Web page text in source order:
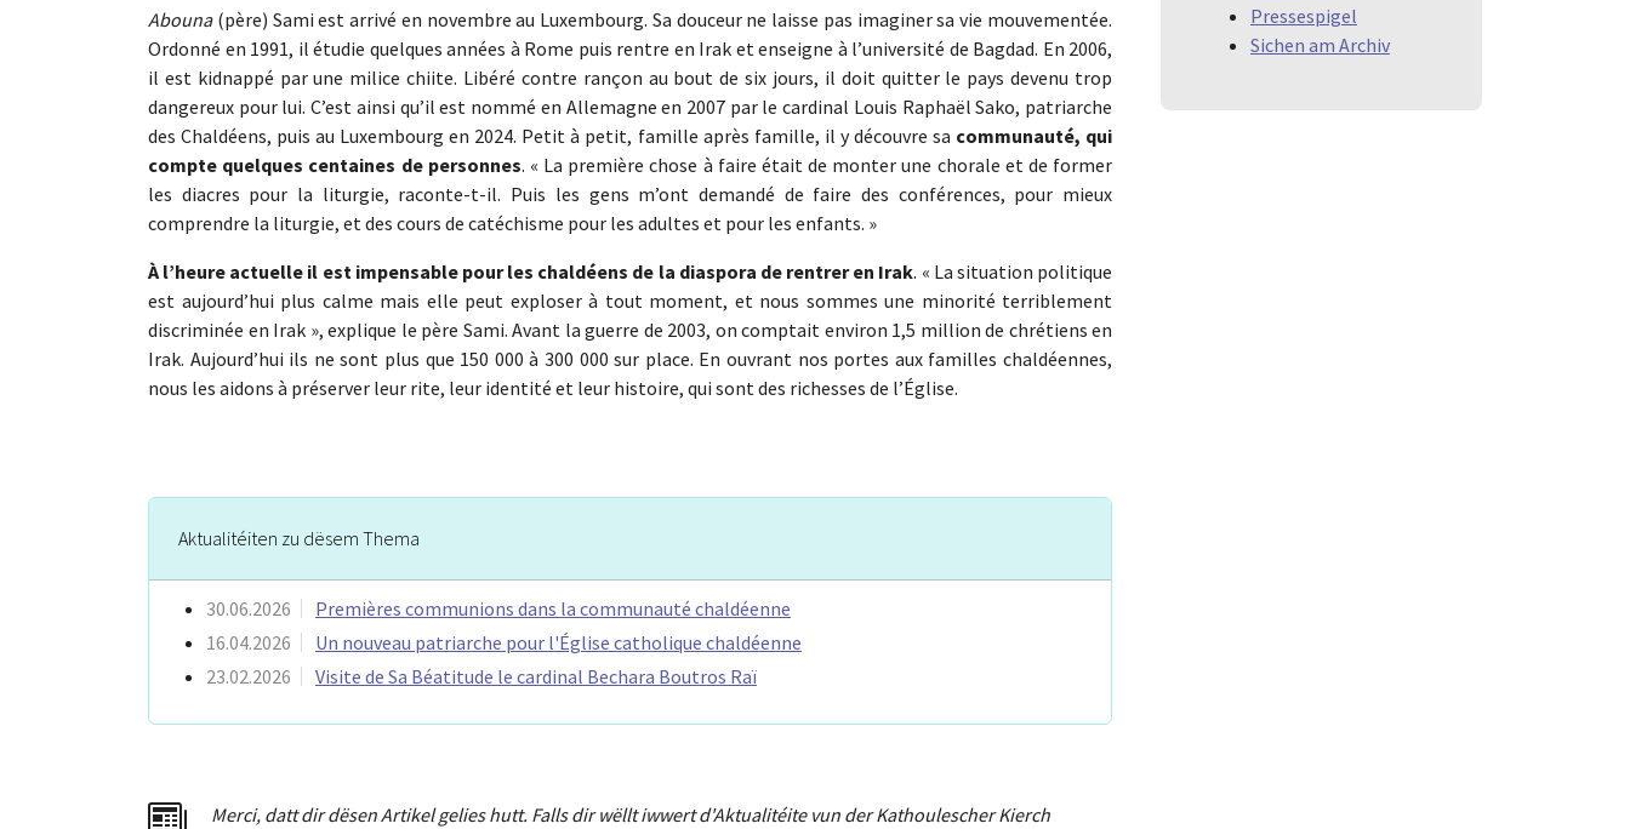
Abouna(père) Sami est arrivé en novembre au Luxembourg. Sa douceur ne laisse pas imaginer sa vie mouvementée.
Ordonné en 1991, il étudie quelques années à Rome puis rentre en Irak et enseigne à l’université de Bagdad. En 2006,
il est kidnappé par une milice chiite. Libéré contre rançon au bout de six jours, il doit quitter le pays devenu trop
dangereux pour lui. C’est ainsi qu’il est nommé en Allemagne en 2007 par le cardinal Louis Raphaël Sako, patriarche
des Chaldéens, puis au Luxembourg en 2024. Petit à petit, famille après famille, il y découvre sa communauté, qui
compte quelques centaines de personnes. « La première chose à faire était de monter une chorale et de former
les diacres pour la liturgie, raconte-t-il. Puis les gens m’ont demandé de faire des conférences, pour mieux
comprendre la liturgie, et des cours de catéchisme pour les adultes et pour les enfants. »
À l’heure actuelle il est impensable pour les chaldéens de la diaspora de rentrer en Irak. « La situation politique
est aujourd’hui plus calme mais elle peut exploser à tout moment, et nous sommes une minorité terriblement
discriminée en Irak », explique le père Sami. Avant la guerre de 2003, on comptait environ 1,5 million de chrétiens en
Irak. Aujourd’hui ils ne sont plus que 150 000 à 300 000 sur place. En ouvrant nos portes aux familles chaldéennes,
nous les aidons à préserver leur rite, leur identité et leur histoire, qui sont des richesses de l’Église.
Aktualitéiten zu dësem Thema
30.06.2026
Premières communions dans la communauté chaldéenne
16.04.2026
Un nouveau patriarche pour l'Église catholique chaldéenne
23.02.2026
Visite de Sa Béatitude le cardinal Bechara Boutros Raï
Merci, dattdir dësen Artikel gelies hutt. Falls dir wëllt iwwert d'Aktualitéite vun der Kathoulescher Kierch
Pressespigel
Sichen am Archiv